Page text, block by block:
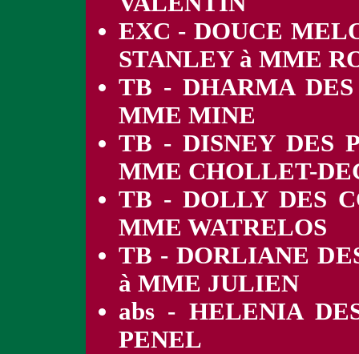
EXC - DOUCE
STANLEY à MME
TB - DHARMA
MME MINE
TB - DISNEY DES
MME CHOLLET-
TB - DOLLY DES
MME WATRELOS
TB - DORLIANE
à MME JULIEN
abs - HELENIA
PENEL